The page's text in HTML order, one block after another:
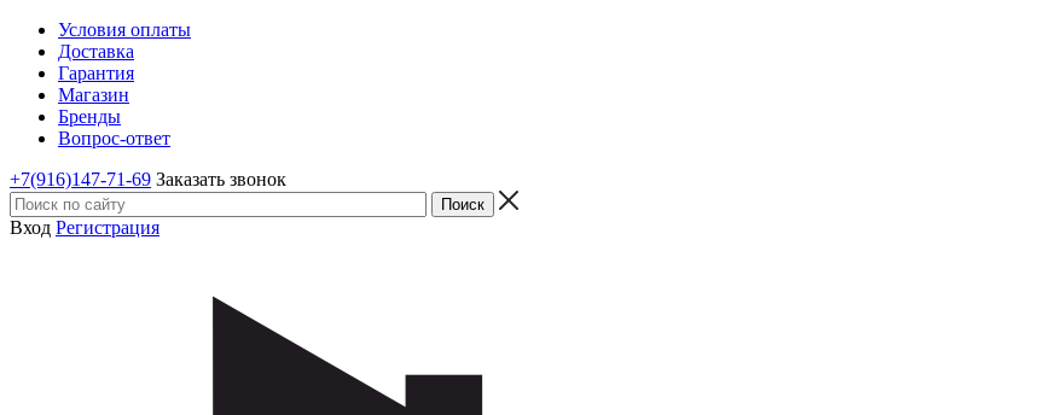
Условия оплаты
Доставка
Гарантия
Магазин
Бренды
Вопрос-ответ
+7(916)147-71-69 Заказать звонок
Вход Регистрация